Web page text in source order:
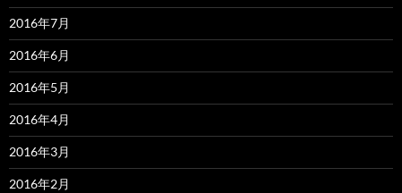
2016年7月
2016年6月
2016年5月
2016年4月
2016年3月
2016年2月